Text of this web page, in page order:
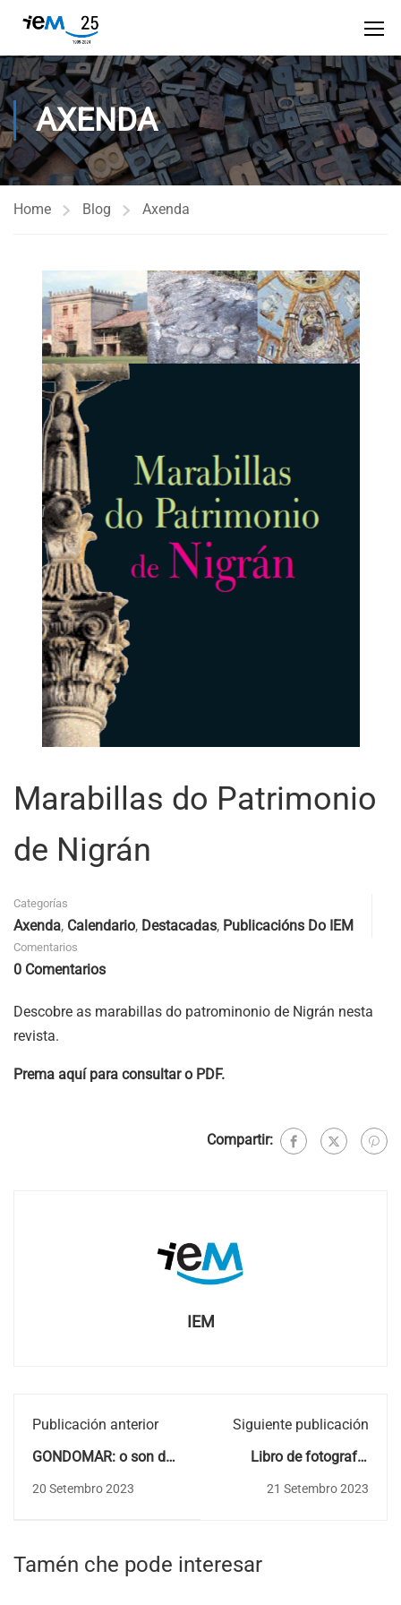
AXENDA
Home Blog Axenda
Marabillas do Patrimonio
de Nigrán
Categorías
Axenda, Calendario, Destacadas, Publicacións Do IEM
Comentarios
0 Comentarios
Descobre as marabillas do patrominonio de Nigrán nesta
revista.
Prema aquí para consultar o PDF.
Compartir:
IEM
Publicación anterior
GONDOMAR: o son do
20 Setembro 2023
Siguiente publicación
Libro de fotografía
21 Setembro 2023
Tamén che pode interesar